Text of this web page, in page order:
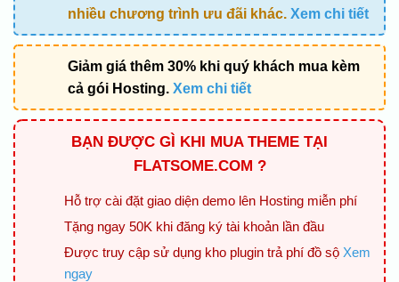
nhiều chương trình ưu đãi khác. Xem chi tiết
Giảm giá thêm 30% khi quý khách mua kèm
cả gói Hosting. Xem chi tiết
BẠN ĐƯỢC GÌ KHI MUA THEME TẠI
FLATSOME.COM ?
Hỗ trợ cài đặt giao diện demo lên Hosting miễn phí
Tặng ngay 50K khi đăng ký tài khoản lần đầu
Được truy cập sử dụng kho plugin trả phí đồ sộ Xem
ngay